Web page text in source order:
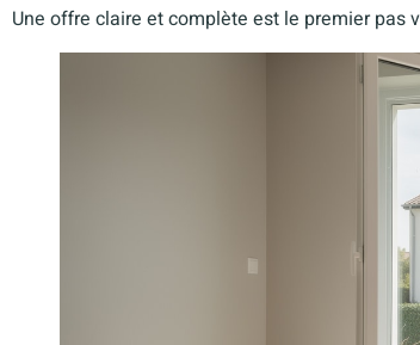
Une offre claire et complète est le premier pas